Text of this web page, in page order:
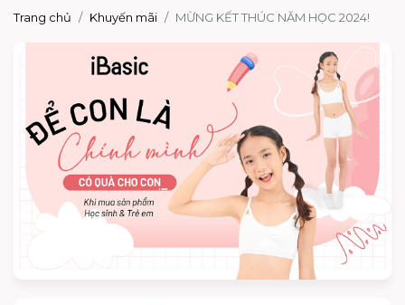
Trang chủ Khuyến mãi MỪNG KẾT THÚC NĂM HỌC 2024!